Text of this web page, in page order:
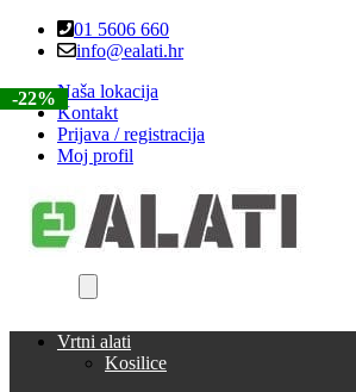
Skip
Skip
01 5606 660
info@ealati.hr
Naša lokacija
Kontakt
Prijava / registracija
Moj profil
Vrtni alati
Kosilice
-23%
-22%
-22%
-22%
-22%